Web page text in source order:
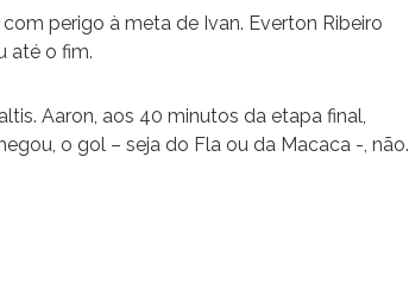
perigo à meta de Ivan. Everton Ribeiro
até o fim.
Aaron, aos 40 minutos da etapa final,
o gol – seja do Fla ou da Macaca -, não.